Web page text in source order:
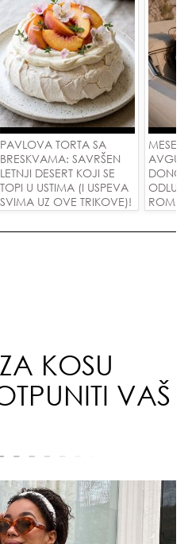
PAVLOVA TORTA SA
BRESKVAMA: SAVRŠEN
LETNJI DESERT KOJI SE
TOPI U USTIMA (I USPEVA
SVIMA UZ OVE TRIKOVE)!
KOSU
VAŠ